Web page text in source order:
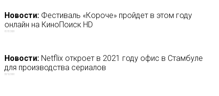
Новости:Фестиваль «Короче» пройдет в этом году
онлайн на КиноПоиск HD
07/07/2020
Новости:Netflix откроет в 2021 году офис в Стамбуле
для производства сериалов
03/12/2020